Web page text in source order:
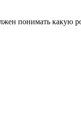
понимать какую